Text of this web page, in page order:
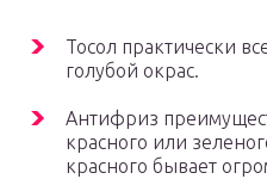
Тосол практически
голубой окрас.
Антифриз
красного или
красного бывает